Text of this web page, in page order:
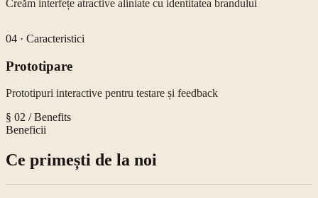
Creăm interfețe atractive aliniate cu identitatea brandului
04 · Caracteristici
Prototipare
Prototipuri interactive pentru testare și feedback
§ 02 / Benefits
Beneficii
Ce primești de la noi